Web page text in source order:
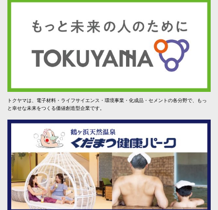
トクヤマは、電子材料・ライフサイエンス・環境事業・化成品・セメントの各分野で、もっ
と幸せな未来をつくる価値創造型企業です。